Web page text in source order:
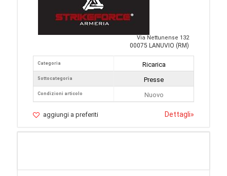
Via Nettunense 132
00075 LANUVIO (RM)
Categoria
Sottocategoria
Condizioni articolo
Ricarica
Presse
Nuovo
aggiungi a preferiti Dettagli»